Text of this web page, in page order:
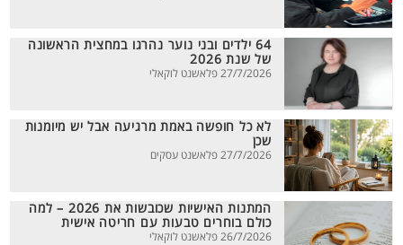
64 ילדים ובני נוער נהרגו במחצית הראשונה
של שנת 2026
27/7/2026 פלאשנט לוקאלי
לא כל חופשה באמת מרגיעה אבל יש מיומנות
שכן
27/7/2026 פלאשנט עסקים
המתנות האישיות שכובשות את 2026 – למה
כולם בוחרים טבעות עם חריטה אישית
26/7/2026 פלאשנט לוקאלי